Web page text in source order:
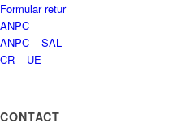
Formular retur
ANPC
ANPC – SAL
CR – UE
CONTACT